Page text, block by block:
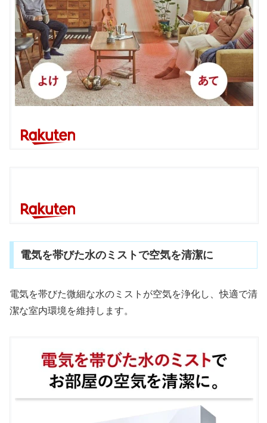
電気を帯びた水のミストで空気を清潔に
電気を帯びた微細な水のミストが空気を浄化し、快適で清
潔な室内環境を維持します。